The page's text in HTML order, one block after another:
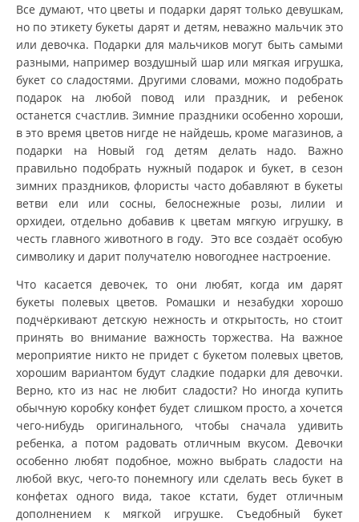
Все думают, что цветы и подарки дарят только девушкам,
но по этикету букеты дарят и детям, неважно мальчик это
или девочка. Подарки для мальчиков могут быть самыми
разными, например воздушный шар или мягкая игрушка,
букет со сладостями. Другими словами, можно подобрать
подарок на любой повод или праздник, и ребенок
останется счастлив. Зимние праздники особенно хороши,
в это время цветов нигде не найдешь, кроме магазинов, а
подарки на Новый год детям делать надо. Важно
правильно подобрать нужный подарок и букет, в сезон
зимних праздников, флористы часто добавляют в букеты
ветви ели или сосны, белоснежные розы, лилии и
орхидеи, отдельно добавив к цветам мягкую игрушку, в
честь главного животного в году. Это все создаёт особую
символику и дарит получателю новогоднее настроение.
Что касается девочек, то они любят, когда им дарят
букеты полевых цветов. Ромашки и незабудки хорошо
подчёркивают детскую нежность и открытость, но стоит
принять во внимание важность торжества. На важное
мероприятие никто не придет с букетом полевых цветов,
хорошим вариантом будут сладкие подарки для девочки.
Верно, кто из нас не любит сладости? Но иногда купить
обычную коробку конфет будет слишком просто, а хочется
чего-нибудь оригинального, чтобы сначала удивить
ребенка, а потом радовать отличным вкусом. Девочки
особенно любят подобное, можно выбрать сладости на
любой вкус, чего-то понемногу или сделать весь букет в
конфетах одного вида, такое кстати, будет отличным
дополнением к мягкой игрушке. Съедобный букет